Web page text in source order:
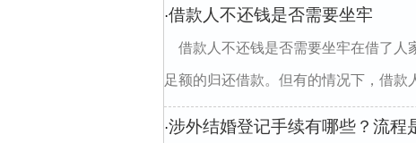
·借款人不还钱是否需要坐牢
借款人不还钱是否需要坐牢在借了人
足额的归还借款。但有的情况下，借款
·涉外结婚登记手续有哪些？流程